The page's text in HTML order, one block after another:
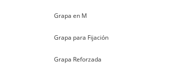
Grapa en M
Grapa para Fijación
Grapa Reforzada